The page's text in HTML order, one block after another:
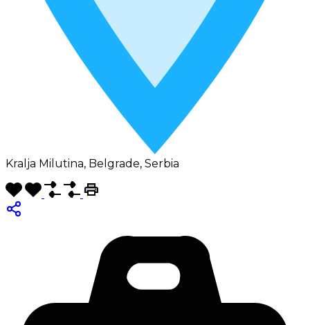
Kralja Milutina, Belgrade, Serbia